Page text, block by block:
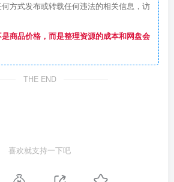
方式发布或转载任何违法的相关信息，访
商品价格，而是整理资源的成本和网盘会
THE END
喜欢就支持一下吧